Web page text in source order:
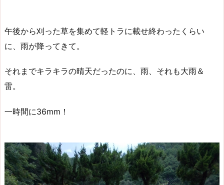
午後から刈った草を集めて軽トラに載せ終わったくらい
に、雨が降ってきて。
それまでキラキラの晴天だったのに、雨、それも大雨＆
雷。
一時間に36mm！